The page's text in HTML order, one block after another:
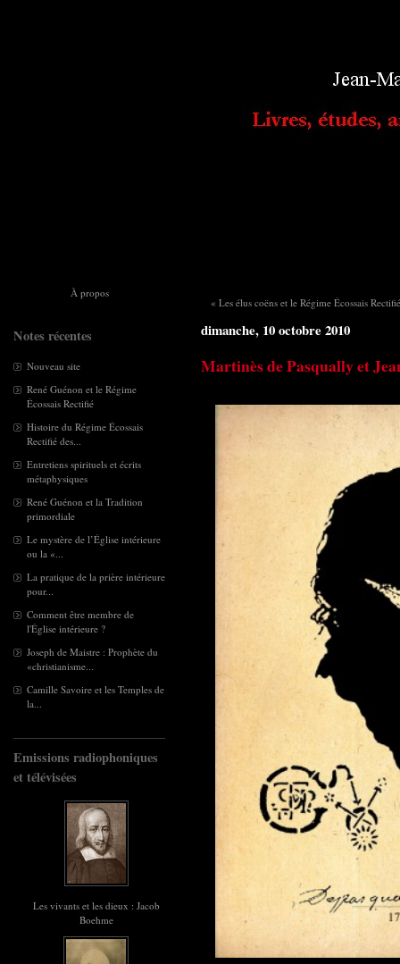
À propos
Notes récentes
Nouveau site
René Guénon et le Régime
Écossais Rectifié
Histoire du Régime Écossais
Rectifié des...
Entretiens spirituels et écrits
métaphysiques
René Guénon et la Tradition
primordiale
Le mystère de l’Église intérieure
ou la «...
La pratique de la prière intérieure
pour...
Comment être membre de
l'Église intérieure ?
Joseph de Maistre : Prophète du
«christianisme...
Camille Savoire et les Temples de
la...
Emissions radiophoniques
et télévisées
Les vivants et les dieux : Jacob
Boehme
« Les élus coëns et le Régime Écossais
dimanche, 10 octobre 2010
Martinès de Pasqually et